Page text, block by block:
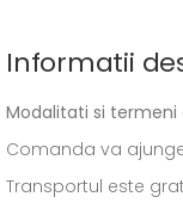
Informatii
Modalitati si termeni
Comanda va
Transportul este